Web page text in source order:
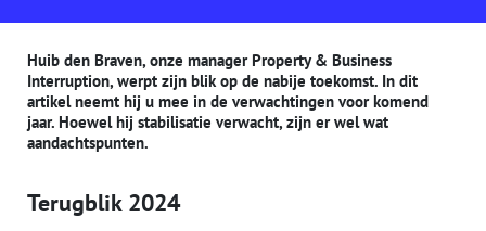
Huib den Braven, onze manager Property & Business
Interruption, werpt zijn blik op de nabije toekomst. In dit
artikel neemt hij u mee in de verwachtingen voor komend
jaar. Hoewel hij stabilisatie verwacht, zijn er wel wat
aandachtspunten.
Terugblik 2024